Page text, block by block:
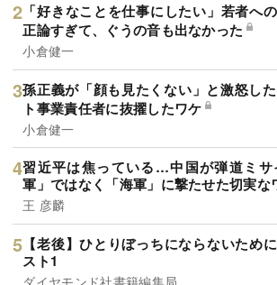
「好きなことを仕事にしたい」若者へ
正論すぎて、ぐうの音も出なかった
小倉健一
孫正義が「顔も見たくない」と激怒し
ト事業責任者に抜擢したワケ
小倉健一
習近平は焦っている…中国が弾道ミサ
軍」ではなく「海軍」に撃たせた切実な
王 彦麟
【老後】ひとりぼっちにならないため
スト1
ダイヤモンド社書籍編集局